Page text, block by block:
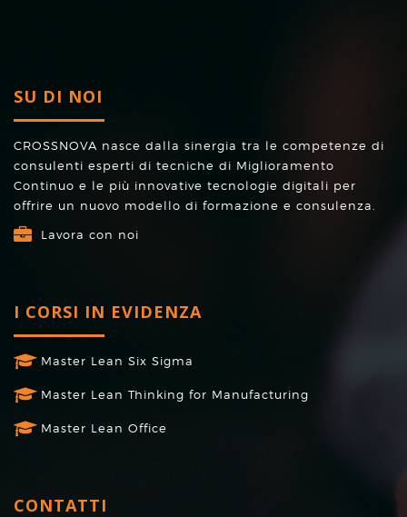
SU DI NOI
CROSSNOVA nasce dalla sinergia tra le competenze di
consulenti esperti di tecniche di Miglioramento
Continuo e le più innovative tecnologie digitali per
offrire un nuovo modello di formazione e consulenza.
Lavora con noi
I CORSI IN EVIDENZA
Master Lean Six Sigma
Master Lean Thinking for Manufacturing
Master Lean Office
CONTATTI